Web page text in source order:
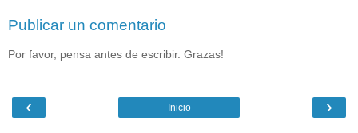
Publicar un comentario
Por favor, pensa antes de escribir. Grazas!
‹ ›
Inicio